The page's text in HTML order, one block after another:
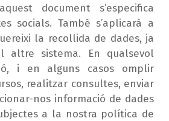
document s’especifica
socials. També s’aplicarà a
la recollida de dades, ja
sistema. En qualsevol
i en alguns casos omplir
realitzar consultes, enviar
nos informació de dades
a la nostra política de